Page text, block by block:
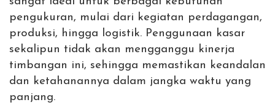
pengukuran, mulai dari kegiatan perdagangan,
produksi, hingga logistik. Penggunaan kasar
sekalipun tidak akan mengganggu kinerja
timbangan ini, sehingga memastikan keandalan
dan ketahanannya dalam jangka waktu yang
panjang.